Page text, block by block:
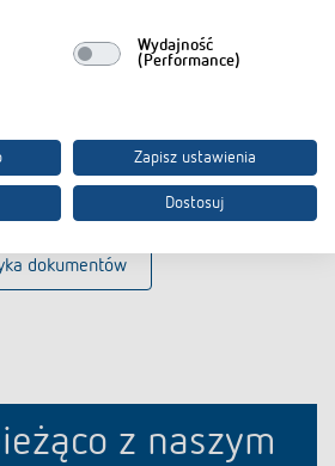
Ausbildungskoffer KNX (197,7 kB)
dokumentów
z naszym
Wydajność
(Performance)
Zapisz ustawienia
Dostosuj